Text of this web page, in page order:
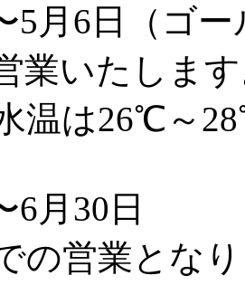
5月6日（ゴ
業いたしま
温は26℃～
6月30日
の営業とな